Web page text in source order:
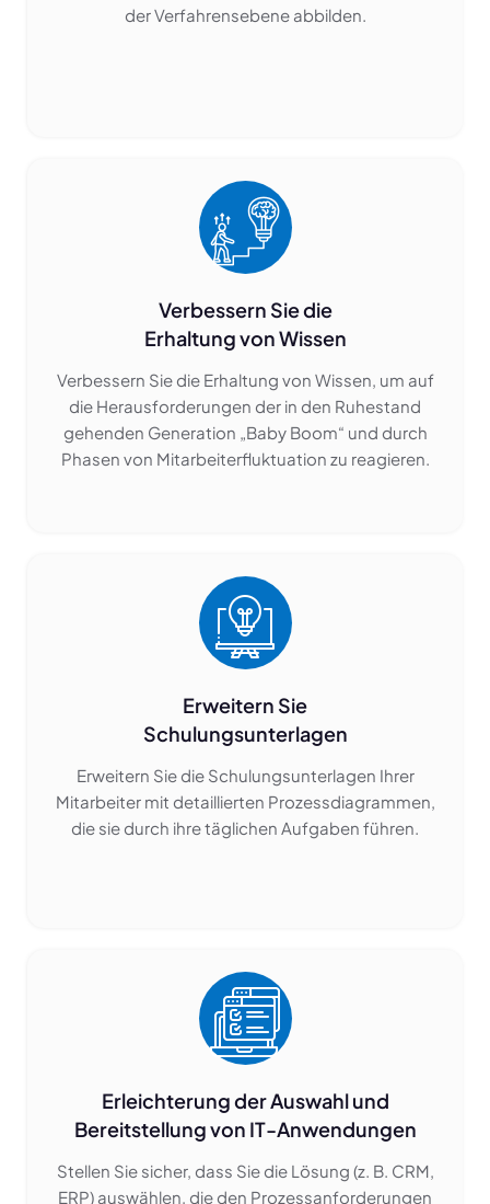
der Verfahrensebene abbilden.
Verbessern Sie die
Erhaltung von Wissen
Verbessern Sie die Erhaltung von Wissen, um auf
die Herausforderungen der in den Ruhestand
gehenden Generation „Baby Boom“ und durch
Phasen von Mitarbeiterfluktuation zu reagieren.
Erweitern Sie
Schulungsunterlagen
Erweitern Sie die Schulungsunterlagen Ihrer
Mitarbeiter mit detaillierten Prozessdiagrammen,
die sie durch ihre täglichen Aufgaben führen.
Erleichterung der Auswahl und
Bereitstellung von IT-Anwendungen
Stellen Sie sicher, dass Sie die Lösung (z. B. CRM,
ERP) auswählen, die den Prozessanforderungen